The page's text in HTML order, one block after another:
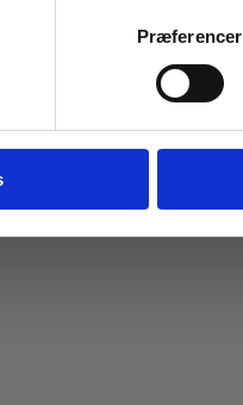
Præferencer